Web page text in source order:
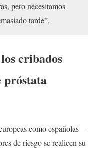
pero necesitamos
tarde”.
cribados
próstata
como españolas—
de riesgo se realicen su